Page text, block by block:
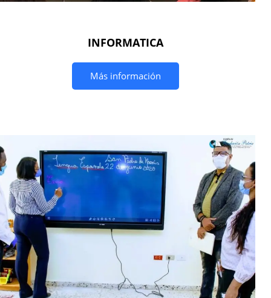
INFORMATICA
Más información